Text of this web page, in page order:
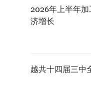
2026年上半年
济增长
越共十四届三中